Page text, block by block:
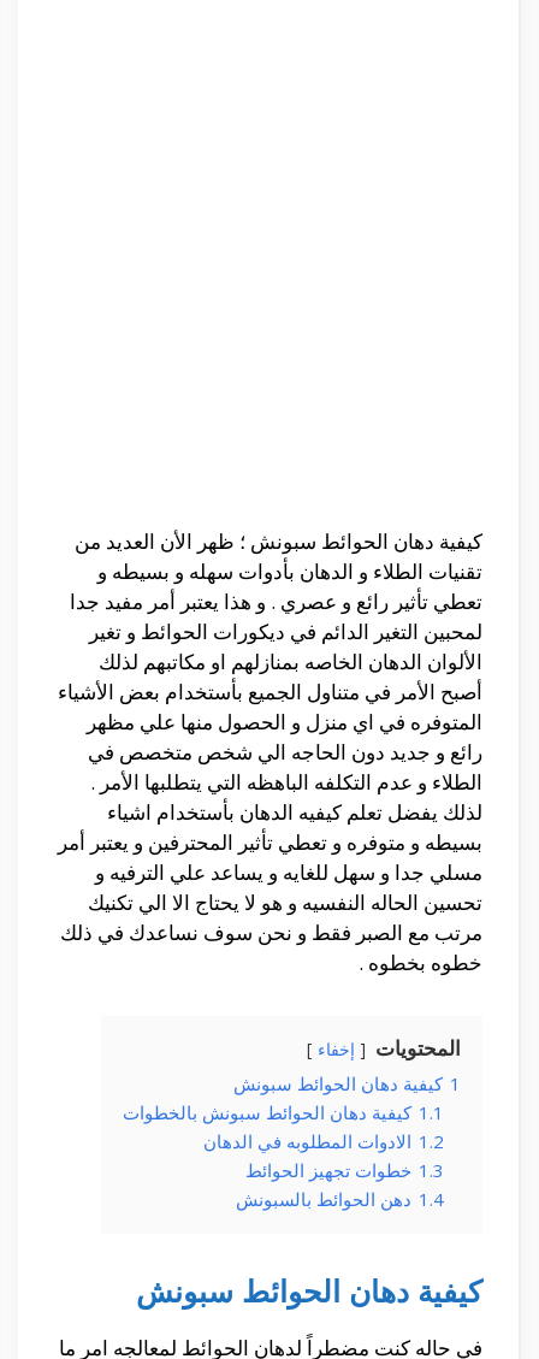
كيفية دهان الحوائط سبونش ؛ ظهر الأن العديد من
تقنيات الطلاء و الدهان بأدوات سهله و بسيطه و
تعطي تأثير رائع و عصري . و هذا يعتبر أمر مفيد جدا
لمحبين التغير الدائم في ديكورات الحوائط و تغير
الألوان الدهان الخاصه بمنازلهم او مكاتبهم لذلك
أصبح الأمر في متناول الجميع بأستخدام بعض الأشياء
المتوفره في اي منزل و الحصول منها علي مظهر
رائع و جديد دون الحاجه الي شخص متخصص في
الطلاء و عدم التكلفه الباهظه التي يتطلبها الأمر .
لذلك يفضل تعلم كيفيه الدهان بأستخدام اشياء
بسيطه و متوفره و تعطي تأثير المحترفين و يعتبر أمر
مسلي جدا و سهل للغايه و يساعد علي الترفيه و
تحسين الحاله النفسيه و هو لا يحتاج الا الي تكنيك
مرتب مع الصبر فقط و نحن سوف نساعدك في ذلك
خطوه بخطوه .
المحتويات إخفاء
1 كيفية دهان الحوائط سبونش
1.1 كيفية دهان الحوائط سبونش بالخطوات
1.2 الادوات المطلوبه في الدهان
1.3 خطوات تجهيز الحوائط
1.4 دهن الحوائط بالسبونش
كيفية دهان الحوائط سبونش
في حاله كنت مضطراً لدهان الحوائط لمعالجه امر ما